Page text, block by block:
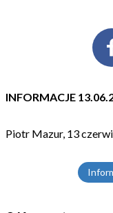
INFORMACJE
Piotr Mazur, 13